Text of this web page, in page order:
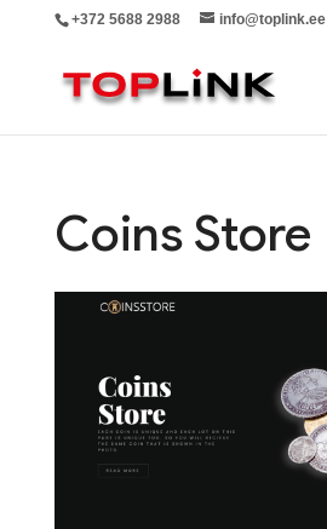
+372 5688 2988 info@toplink.ee
Coins Store